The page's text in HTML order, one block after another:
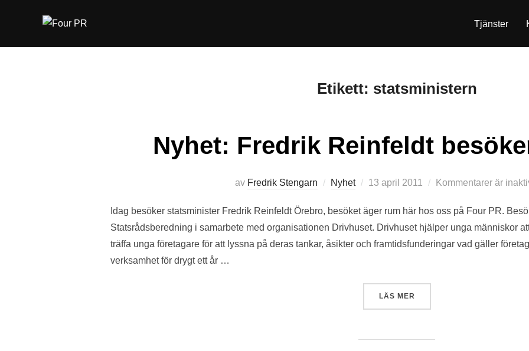
Tjänster
Etikett: statsministern
Nyhet: Fredrik Reinfeldt
av Fredrik Stengarn Nyhet
Publicerat
13 april 2011 Kommentarer är
Idag besöker statsminister Fredrik Reinfeldt Örebro, besöket äger rum här hos oss på Four PR.
Statsrådsberedning i samarbete med organisationen Drivhuset. Drivhuset hjälper unga människor
träffa unga företagare för att lyssna på deras tankar, åsikter och framtidsfunderingar vad gäller
verksamhet för drygt ett år …
LÄS MER